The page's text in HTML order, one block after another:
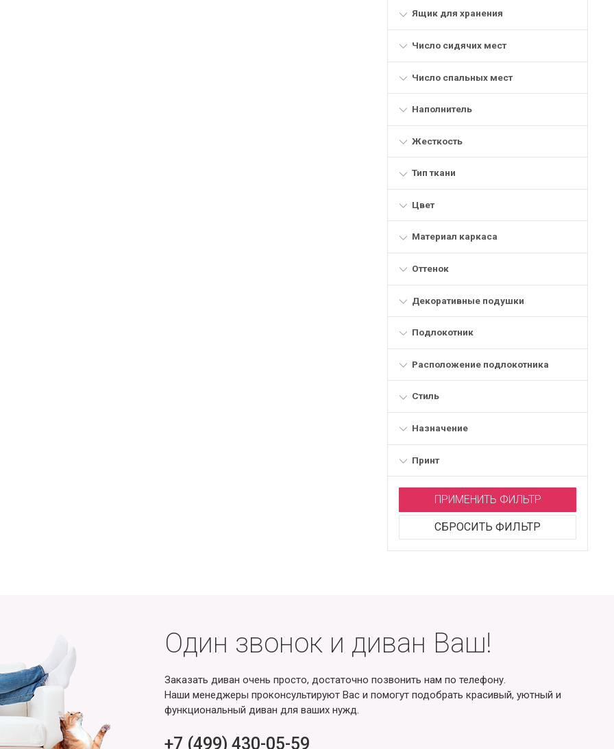
Ящик для хранения
Число сидячих мест
Число спальных мест
Наполнитель
Жесткость
Тип ткани
Цвет
Материал каркаса
Оттенок
Декоративные подушки
Подлокотник
Расположение подлокотника
Стиль
Назначение
Принт
ПРИМЕНИТЬ ФИЛЬТР
СБРОСИТЬ ФИЛЬТР
Один звонок и диван Ваш!
Заказать диван очень просто, достаточно позвонить нам по телефону.
Наши менеджеры проконсультируют Вас и помогут подобрать красивый, уютный и
функциональный диван для ваших нужд.
+7 (499) 430-05-59